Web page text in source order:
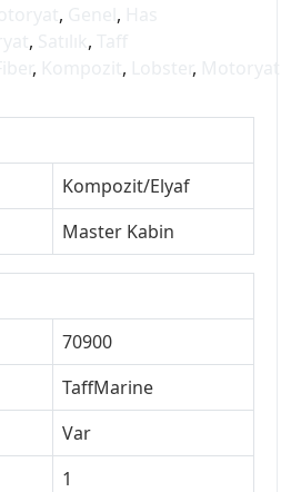
, ,
, ,
, , ,
Kompozit/Elyaf
Master Kabin
70900
TaffMarine
Var
1